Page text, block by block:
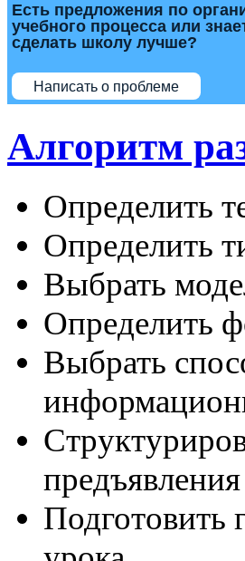
Есть предложения по
учебного процесса или
сделать школу лучше?
Написать о проблеме
Алгоритм
Определить
Определить
Выбрать
Определить
Выбрать
Подготовить